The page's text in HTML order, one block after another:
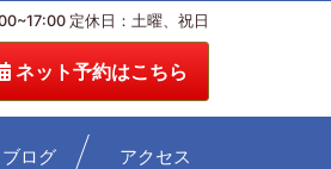
定休日：土曜、祝日
ネット予約はこちら
ログ アクセス